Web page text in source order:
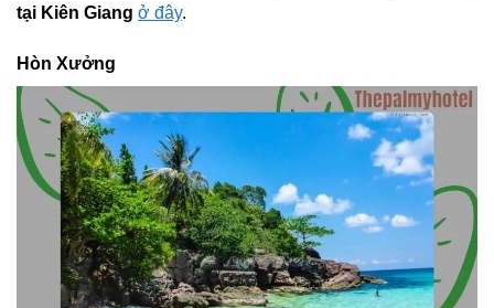
tại Kiên Giang ở đây.
Hòn Xưởng